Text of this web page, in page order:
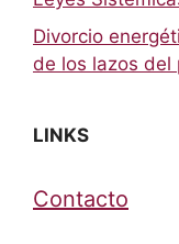
Divorcio
de los lazos del
LINKS
Contacto